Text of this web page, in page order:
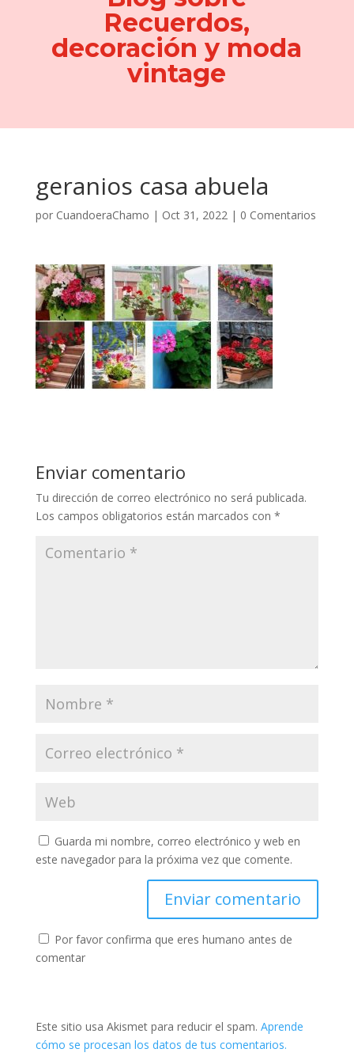
Recuerdos,
decoración y moda
vintage
geranios casa abuela
por CuandoeraChamo | Oct 31, 2022| 0 Comentarios
Enviar comentario
Tu dirección de correo electrónico no será publicada.
Los campos obligatorios están marcados con *
Guarda mi nombre, correo electrónico y web en
este navegador para la próxima vez que comente.
Por favor confirma que eres humano antes de
comentar
Este sitio usa Akismet para reducir el spam. Aprende
cómo se procesan los datos de tus comentarios.